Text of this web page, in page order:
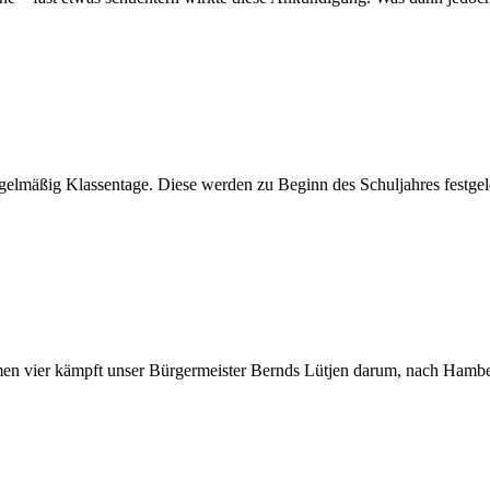
Klassentage. Diese werden zu Beginn des Schuljahres
vier kämpft unser Bürgermeister Bernds Lütjen darum, nach